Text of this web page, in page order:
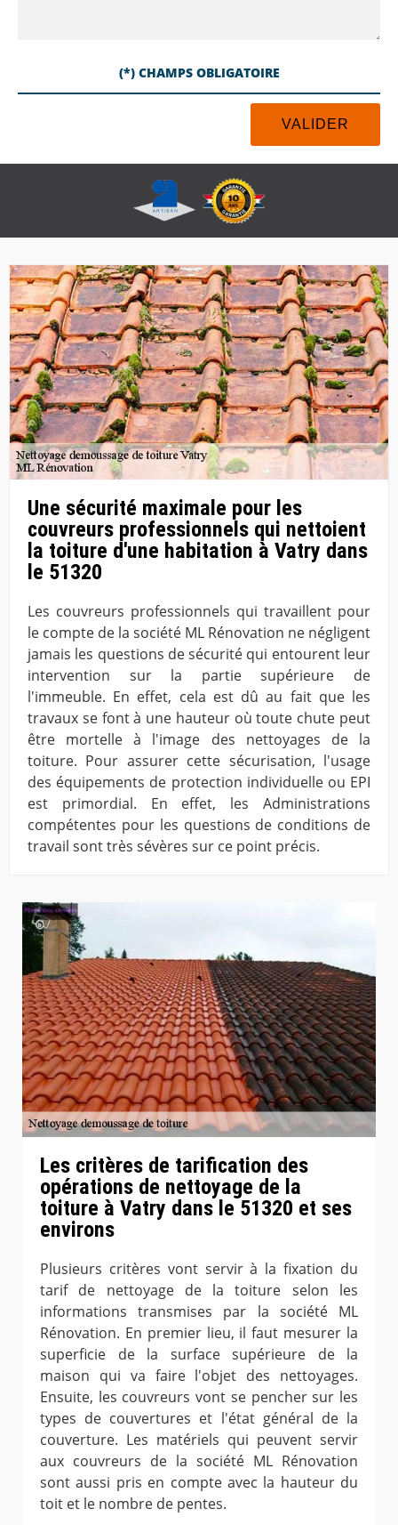
(*) CHAMPS OBLIGATOIRE
Une sécurité maximale pour les
couvreurs professionnels qui nettoient
la toiture d'une habitation à Vatry dans
le 51320
Les couvreurs professionnels qui travaillent pour
le compte de la société ML Rénovation ne négligent
jamais les questions de sécurité qui entourent leur
intervention sur la partie supérieure de
l'immeuble. En effet, cela est dû au fait que les
travaux se font à une hauteur où toute chute peut
être mortelle à l'image des nettoyages de la
toiture. Pour assurer cette sécurisation, l'usage
des équipements de protection individuelle ou EPI
est primordial. En effet, les Administrations
compétentes pour les questions de conditions de
travail sont très sévères sur ce point précis.
Les critères de tarification des
opérations de nettoyage de la
toiture à Vatry dans le 51320 et ses
environs
Plusieurs critères vont servir à la fixation du
tarif de nettoyage de la toiture selon les
informations transmises par la société ML
Rénovation. En premier lieu, il faut mesurer la
superficie de la surface supérieure de la
maison qui va faire l'objet des nettoyages.
Ensuite, les couvreurs vont se pencher sur les
types de couvertures et l'état général de la
couverture. Les matériels qui peuvent servir
aux couvreurs de la société ML Rénovation
sont aussi pris en compte avec la hauteur du
toit et le nombre de pentes.